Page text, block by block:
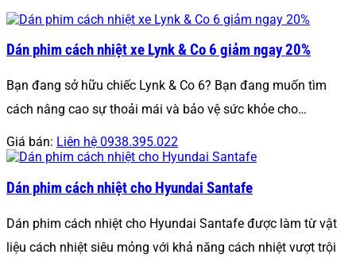
Dán phim cách nhiệt xe Lynk & Co 6 giảm ngay 20%
Bạn đang sở hữu chiếc Lynk & Co 6? Bạn đang muốn tìm
cách nâng cao sự thoải mái và bảo vệ sức khỏe cho…
Giá bán: Liên hệ 0938.395.022
Dán phim cách nhiệt cho Hyundai Santafe
Dán phim cách nhiệt cho Hyundai Santafe được làm từ vật
liệu cách nhiệt siêu mỏng với khả năng cách nhiệt vượt trội